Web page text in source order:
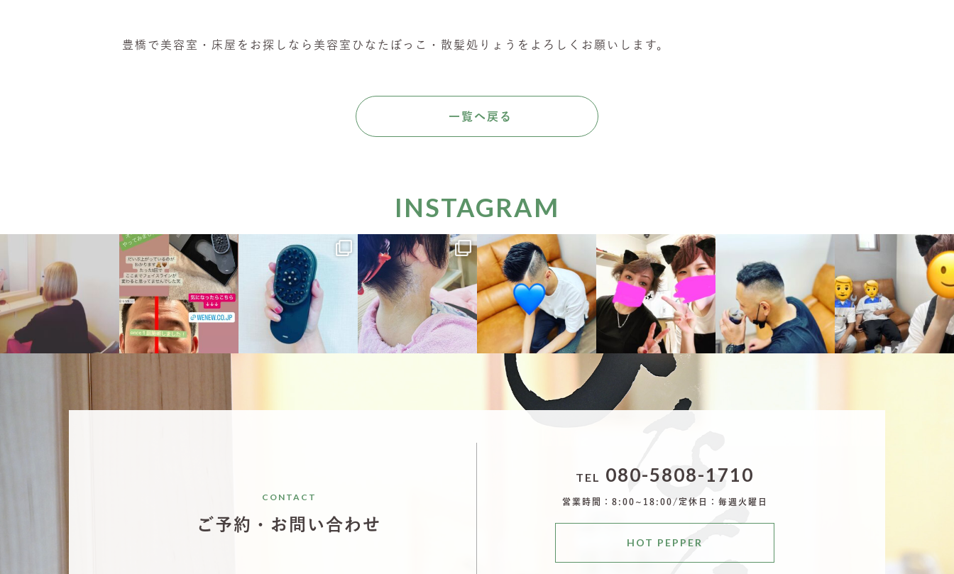
​豊橋で美容室・床屋をお探しなら美容室ひなたぼっこ・散髪処りょうをよろしくお願いします。
一覧へ戻る
INSTAGRAM
hinatabokko_hair
10月 6
hinatabokko_hair
10月 5
hinatabokko_hair
10月 3
hinatabokko_hair
10月 3
hinatabokko_hair
9月 29 9月 29
hinatabokko_hair
9月 26
CONTACT
ご予約・お問い合わせ
TEL 080-5808-1710
営業時間：8:00~18:00/ 定休日：毎週火曜日
HOT PEPPER